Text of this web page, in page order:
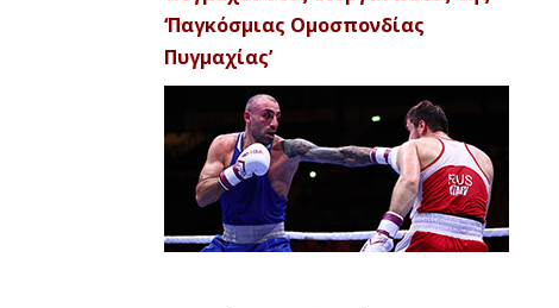
‘Παγκόσμιας Ομοσπονδίας
Πυγμαχίας’